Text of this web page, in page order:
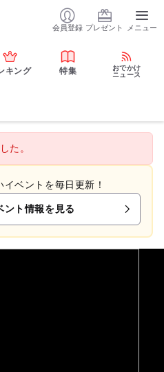
会員登録 プレゼント メニュー
キング 特集
おでかけ
ニュース
た。
ベントを毎日更新！
ント情報を見る